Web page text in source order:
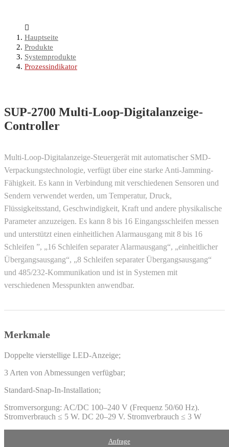
Hauptseite
Produkte
Systemprodukte
Prozessindikator
SUP-2700 Multi-Loop-Digitalanzeige-
Controller
Multi-Loop-Digitalanzeige-Steuergerät mit automatischer SMD-
Verpackungstechnologie, verfügt über eine starke Anti-Jamming-
Fähigkeit. Es kann in Verbindung mit verschiedenen Sensoren und
Sendern verwendet werden, um Temperatur, Druck,
Flüssigkeitsstand, Geschwindigkeit, Kraft und andere physikalische
Parameter anzuzeigen. Es kann 8 bis 16 Eingangsschleifen messen
und unterstützt einen einheitlichen Alarmausgang mit 8 bis 16
Schleifen ”, „16 Schleifen separater Alarmausgang“, „einheitlicher
Übergangsausgang“, „8 Schleifen separater Übergangsausgang“
und 485/232-Kommunikation und ist in Systemen mit
verschiedenen Messpunkten anwendbar.
Merkmale
Doppelte vierstellige LED-Anzeige;
3 Arten von Abmessungen verfügbar;
Standard-Snap-In-Installation;
Stromversorgung: AC/DC 100–240 V (Frequenz 50/60 Hz).
Stromverbrauch ≤ 5 W. DC 20–29 V. Stromverbrauch ≤ 3 W
Anfrage